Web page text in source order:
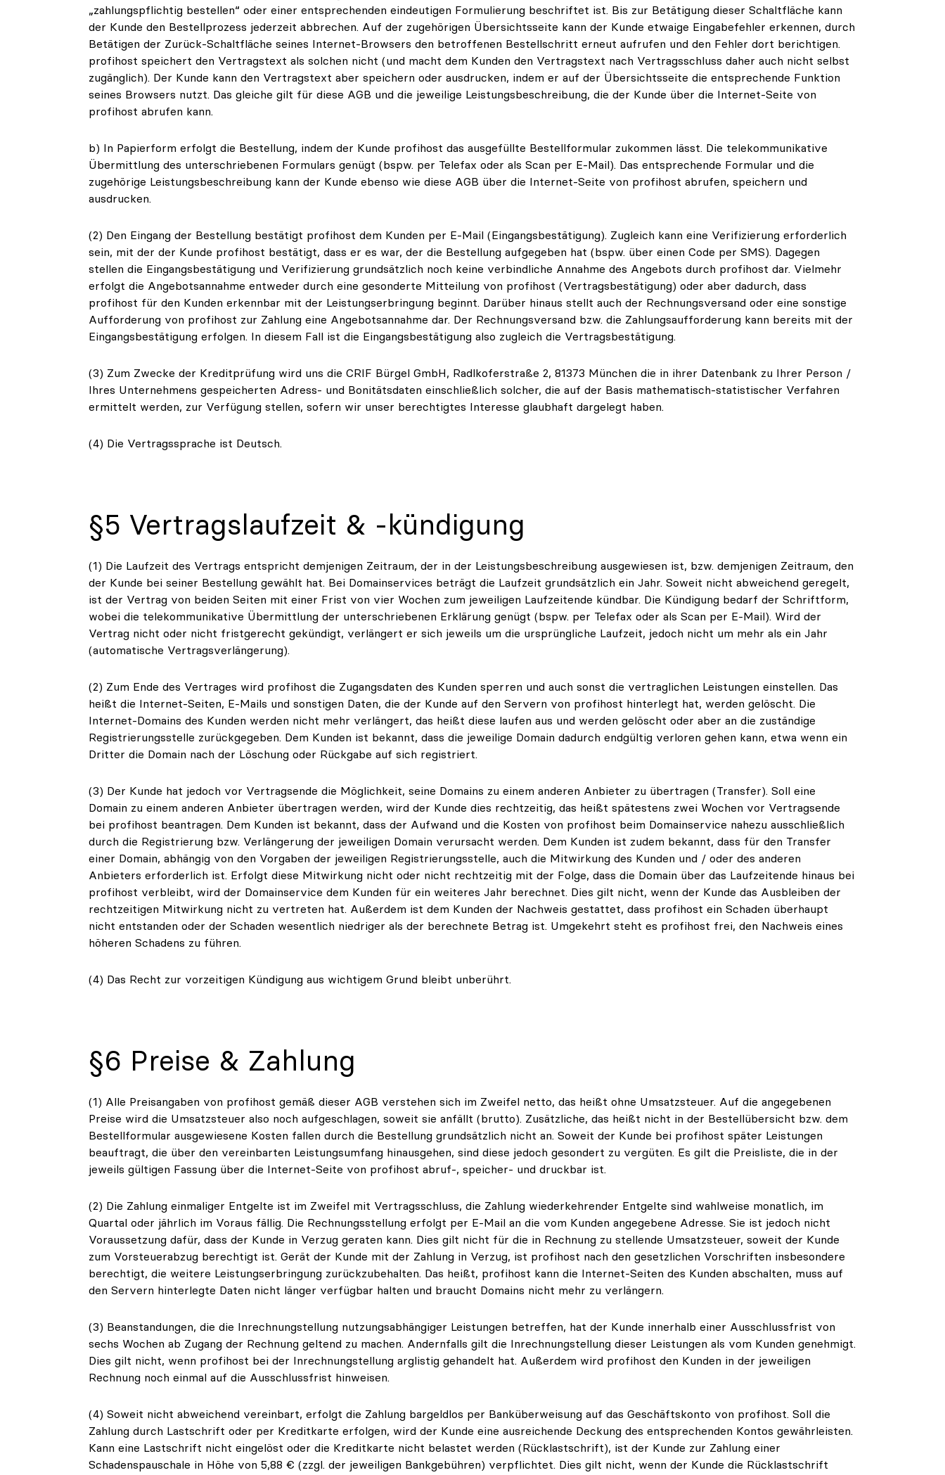
„zahlungspflichtig bestellen“ oder einer entsprechenden eindeutigen Formulierung beschriftet ist. Bis zur Betätigung dieser Schaltfläche kann
der Kunde den Bestellprozess jederzeit abbrechen. Auf der zugehörigen Übersichtsseite kann der Kunde etwaige Eingabefehler erkennen, durch
Betätigen der Zurück-Schaltfläche seines Internet-Browsers den betroffenen Bestellschritt erneut aufrufen und den Fehler dort berichtigen.
profihost speichert den Vertragstext als solchen nicht (und macht dem Kunden den Vertragstext nach Vertragsschluss daher auch nicht selbst
zugänglich). Der Kunde kann den Vertragstext aber speichern oder ausdrucken, indem er auf der Übersichtsseite die entsprechende Funktion
seines Browsers nutzt. Das gleiche gilt für diese AGB und die jeweilige Leistungsbeschreibung, die der Kunde über die Internet-Seite von
profihost abrufen kann.
b) In Papierform erfolgt die Bestellung, indem der Kunde profihost das ausgefüllte Bestellformular zukommen lässt. Die telekommunikative
Übermittlung des unterschriebenen Formulars genügt (bspw. per Telefax oder als Scan per E-Mail). Das entsprechende Formular und die
zugehörige Leistungsbeschreibung kann der Kunde ebenso wie diese AGB über die Internet-Seite von profihost abrufen, speichern und
ausdrucken.
(2) Den Eingang der Bestellung bestätigt profihost dem Kunden per E-Mail (Eingangsbestätigung). Zugleich kann eine Verifizierung erforderlich
sein, mit der der Kunde profihost bestätigt, dass er es war, der die Bestellung aufgegeben hat (bspw. über einen Code per SMS). Dagegen
stellen die Eingangsbestätigung und Verifizierung grundsätzlich noch keine verbindliche Annahme des Angebots durch profihost dar. Vielmehr
erfolgt die Angebotsannahme entweder durch eine gesonderte Mitteilung von profihost (Vertragsbestätigung) oder aber dadurch, dass
profihost für den Kunden erkennbar mit der Leistungserbringung beginnt. Darüber hinaus stellt auch der Rechnungsversand oder eine sonstige
Aufforderung von profihost zur Zahlung eine Angebotsannahme dar. Der Rechnungsversand bzw. die Zahlungsaufforderung kann bereits mit der
Eingangsbestätigung erfolgen. In diesem Fall ist die Eingangsbestätigung also zugleich die Vertragsbestätigung.
(3) Zum Zwecke der Kreditprüfung wird uns die CRIF Bürgel GmbH, Radlkoferstraße 2, 81373 München die in ihrer Datenbank zu Ihrer Person /
Ihres Unternehmens gespeicherten Adress- und Bonitätsdaten einschließlich solcher, die auf der Basis mathematisch-statistischer Verfahren
ermittelt werden, zur Verfügung stellen, sofern wir unser berechtigtes Interesse glaubhaft dargelegt haben.
(4) Die Vertragssprache ist Deutsch.
§5 Vertragslaufzeit & -kündigung
(1) Die Laufzeit des Vertrags entspricht demjenigen Zeitraum, der in der Leistungsbeschreibung ausgewiesen ist, bzw. demjenigen Zeitraum, den
der Kunde bei seiner Bestellung gewählt hat. Bei Domainservices beträgt die Laufzeit grundsätzlich ein Jahr. Soweit nicht abweichend geregelt,
ist der Vertrag von beiden Seiten mit einer Frist von vier Wochen zum jeweiligen Laufzeitende kündbar. Die Kündigung bedarf der Schriftform,
wobei die telekommunikative Übermittlung der unterschriebenen Erklärung genügt (bspw. per Telefax oder als Scan per E-Mail). Wird der
Vertrag nicht oder nicht fristgerecht gekündigt, verlängert er sich jeweils um die ursprüngliche Laufzeit, jedoch nicht um mehr als ein Jahr
(automatische Vertragsverlängerung).
(2) Zum Ende des Vertrages wird profihost die Zugangsdaten des Kunden sperren und auch sonst die vertraglichen Leistungen einstellen. Das
heißt die Internet-Seiten, E-Mails und sonstigen Daten, die der Kunde auf den Servern von profihost hinterlegt hat, werden gelöscht. Die
Internet-Domains des Kunden werden nicht mehr verlängert, das heißt diese laufen aus und werden gelöscht oder aber an die zuständige
Registrierungsstelle zurückgegeben. Dem Kunden ist bekannt, dass die jeweilige Domain dadurch endgültig verloren gehen kann, etwa wenn ein
Dritter die Domain nach der Löschung oder Rückgabe auf sich registriert.
(3) Der Kunde hat jedoch vor Vertragsende die Möglichkeit, seine Domains zu einem anderen Anbieter zu übertragen (Transfer). Soll eine
Domain zu einem anderen Anbieter übertragen werden, wird der Kunde dies rechtzeitig, das heißt spätestens zwei Wochen vor Vertragsende
bei profihost beantragen. Dem Kunden ist bekannt, dass der Aufwand und die Kosten von profihost beim Domainservice nahezu ausschließlich
durch die Registrierung bzw. Verlängerung der jeweiligen Domain verursacht werden. Dem Kunden ist zudem bekannt, dass für den Transfer
einer Domain, abhängig von den Vorgaben der jeweiligen Registrierungsstelle, auch die Mitwirkung des Kunden und / oder des anderen
Anbieters erforderlich ist. Erfolgt diese Mitwirkung nicht oder nicht rechtzeitig mit der Folge, dass die Domain über das Laufzeitende hinaus bei
profihost verbleibt, wird der Domainservice dem Kunden für ein weiteres Jahr berechnet. Dies gilt nicht, wenn der Kunde das Ausbleiben der
rechtzeitigen Mitwirkung nicht zu vertreten hat. Außerdem ist dem Kunden der Nachweis gestattet, dass profihost ein Schaden überhaupt
nicht entstanden oder der Schaden wesentlich niedriger als der berechnete Betrag ist. Umgekehrt steht es profihost frei, den Nachweis eines
höheren Schadens zu führen.
(4) Das Recht zur vorzeitigen Kündigung aus wichtigem Grund bleibt unberührt.
§6 Preise & Zahlung
(1) Alle Preisangaben von profihost gemäß dieser AGB verstehen sich im Zweifel netto, das heißt ohne Umsatzsteuer. Auf die angegebenen
Preise wird die Umsatzsteuer also noch aufgeschlagen, soweit sie anfällt (brutto). Zusätzliche, das heißt nicht in der Bestellübersicht bzw. dem
Bestellformular ausgewiesene Kosten fallen durch die Bestellung grundsätzlich nicht an. Soweit der Kunde bei profihost später Leistungen
beauftragt, die über den vereinbarten Leistungsumfang hinausgehen, sind diese jedoch gesondert zu vergüten. Es gilt die Preisliste, die in der
jeweils gültigen Fassung über die Internet-Seite von profihost abruf-, speicher- und druckbar ist.
(2) Die Zahlung einmaliger Entgelte ist im Zweifel mit Vertragsschluss, die Zahlung wiederkehrender Entgelte sind wahlweise monatlich, im
Quartal oder jährlich im Voraus fällig. Die Rechnungsstellung erfolgt per E-Mail an die vom Kunden angegebene Adresse. Sie ist jedoch nicht
Voraussetzung dafür, dass der Kunde in Verzug geraten kann. Dies gilt nicht für die in Rechnung zu stellende Umsatzsteuer, soweit der Kunde
zum Vorsteuerabzug berechtigt ist. Gerät der Kunde mit der Zahlung in Verzug, ist profihost nach den gesetzlichen Vorschriften insbesondere
berechtigt, die weitere Leistungserbringung zurückzubehalten. Das heißt, profihost kann die Internet-Seiten des Kunden abschalten, muss auf
den Servern hinterlegte Daten nicht länger verfügbar halten und braucht Domains nicht mehr zu verlängern.
(3) Beanstandungen, die die Inrechnungstellung nutzungsabhängiger Leistungen betreffen, hat der Kunde innerhalb einer Ausschlussfrist von
sechs Wochen ab Zugang der Rechnung geltend zu machen. Andernfalls gilt die Inrechnungstellung dieser Leistungen als vom Kunden genehmigt.
Dies gilt nicht, wenn profihost bei der Inrechnungstellung arglistig gehandelt hat. Außerdem wird profihost den Kunden in der jeweiligen
Rechnung noch einmal auf die Ausschlussfrist hinweisen.
(4) Soweit nicht abweichend vereinbart, erfolgt die Zahlung bargeldlos per Banküberweisung auf das Geschäftskonto von profihost. Soll die
Zahlung durch Lastschrift oder per Kreditkarte erfolgen, wird der Kunde eine ausreichende Deckung des entsprechenden Kontos gewährleisten.
Kann eine Lastschrift nicht eingelöst oder die Kreditkarte nicht belastet werden (Rücklastschrift), ist der Kunde zur Zahlung einer
Schadenspauschale in Höhe von 5,88 € (zzgl. der jeweiligen Bankgebühren) verpflichtet. Dies gilt nicht, wenn der Kunde die Rücklastschrift